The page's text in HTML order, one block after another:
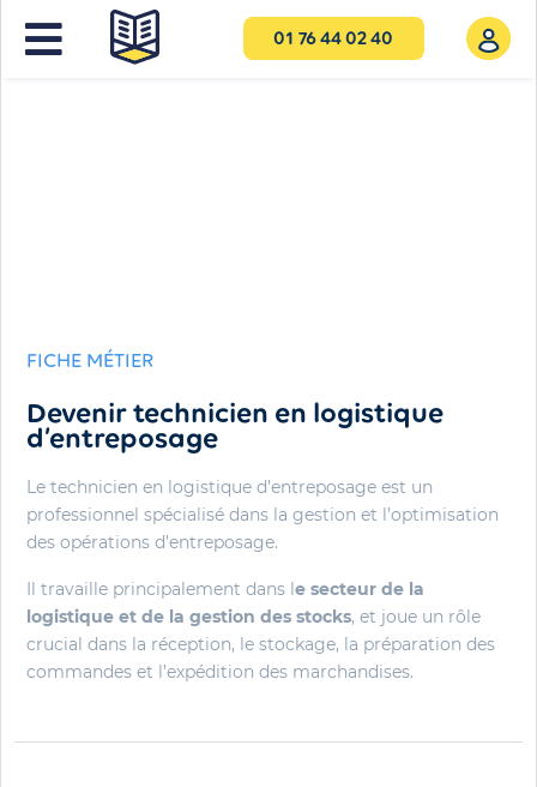
01 76 44 02 40
FICHE MÉTIER
Devenir technicien en logistique
d’entreposage
Le technicien en logistique d’entreposage est un
professionnel spécialisé dans la gestion et l’optimisation
des opérations d’entreposage.
Il travaille principalement dans le secteur de la
logistique et de la gestion des stocks, et joue un rôle
crucial dans la réception, le stockage, la préparation des
commandes et l’expédition des marchandises.